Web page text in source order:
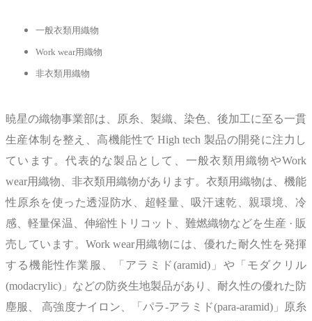
一般衣類用織物
Work wear用織物
非衣類用織物
暁星の織物事業部は、原糸、製織、染色、後加工に至る一貫
生産体制を整え、高機能性で High tech 製品の開発に注力し
ています。代表的な製品として、一般衣類用織物やWork
wear用織物、非衣類用織物があります。衣類用織物は、機能
性原糸を使った透湿防水、超軽量、吸汗速乾、親環境、冷
感、軽量保温、伸縮性トリコット、難燃織物などを生産 · 販
売しています。Work wear用織物には、優れた耐久性を発揮
する機能性作業服、「アラミド(aramid)」や「モダクリル
(modacrylic)」などの防炎生地製品があり、耐久性の優れた防
塵服、 高強度ナイロン、「パラ-アラミド(para-aramid)」原糸